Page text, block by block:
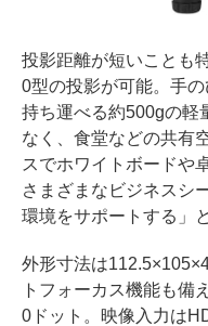
投影距離が短いことも
0型の投影が可能。手
持ち運べる約500gの軽
なく、食堂などの共有
スでホワイトボードや
さまざまなビジネスシ
環境をサポートする」
外形寸法は
トフォーカス機能も備
0ドット。映像入力は